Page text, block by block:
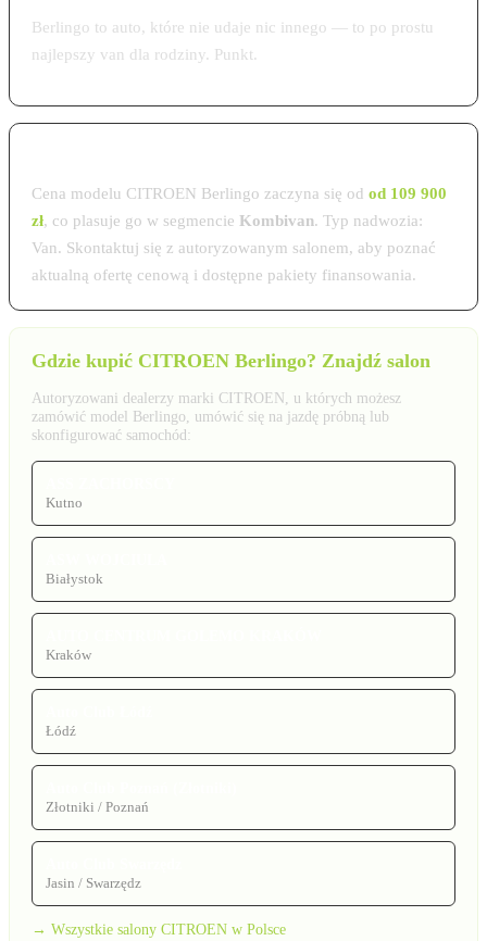
Berlingo to auto, które nie udaje nic innego — to po prostu
najlepszy van dla rodziny. Punkt.
Cena modelu CITROEN Berlingo zaczyna się od od 109 900
zł, co plasuje go w segmencie Kombivan. Typ nadwozia:
Van. Skontaktuj się z autoryzowanym salonem, aby poznać
aktualną ofertę cenową i dostępne pakiety finansowania.
Gdzie kupić CITROEN Berlingo? Znajdź salon
Autoryzowani dealerzy marki CITROEN, u których możesz
zamówić model Berlingo, umówić się na jazdę próbną lub
skonfigurować samochód:
Kutno
Białystok
Kraków
Łódź
Złotniki / Poznań
Jasin / Swarzędz
→ Wszystkie salony CITROEN w Polsce